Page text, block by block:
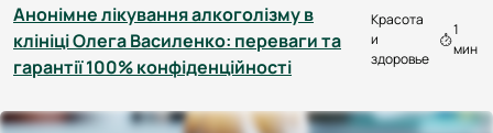
Анонімне лікування алкоголізму в
клініці Олега Василенко: переваги та
гарантії 100% конфіденційності
Красота
и
здоровье
1
мин